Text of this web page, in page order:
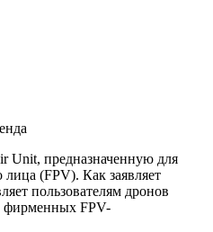
Unit, предназначенную для
лица (FPV). Как заявляет
пользователям дронов
фирменных FPV-